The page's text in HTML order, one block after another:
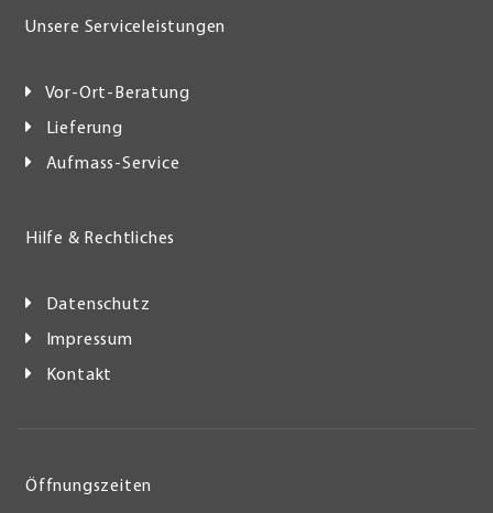
Unsere Serviceleistungen
Vor-Ort-Beratung
Lieferung
Aufmass-Service
Hilfe & Rechtliches
Datenschutz
Impressum
Kontakt
Öffnungszeiten